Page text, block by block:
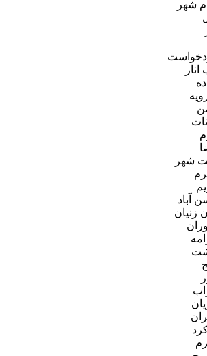
شهر
انار
شهر
آباد
زنیان